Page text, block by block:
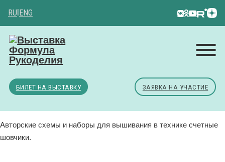
RU ENG
БИЛЕТ НА ВЫСТАВКУ ЗАЯВКА НА УЧАСТИЕ
Авторские схемы и наборы для вышивания в технике счетные
шовчики.